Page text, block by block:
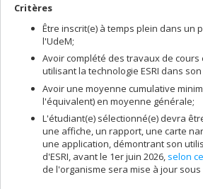
Critères
Être inscrit(e) à temps plein dans un
l'UdeM;
Avoir complété des travaux de
utilisant la technologie ESRI dans
Avoir une moyenne cumulative
l'équivalent) en moyenne générale;
L'étudiant(e) sélectionné(e) devra
une affiche, un rapport, une carte
une application, démontrant son
d'ESRI, avant le 1er juin 2026, selon
de l'organisme sera mise à jour sous